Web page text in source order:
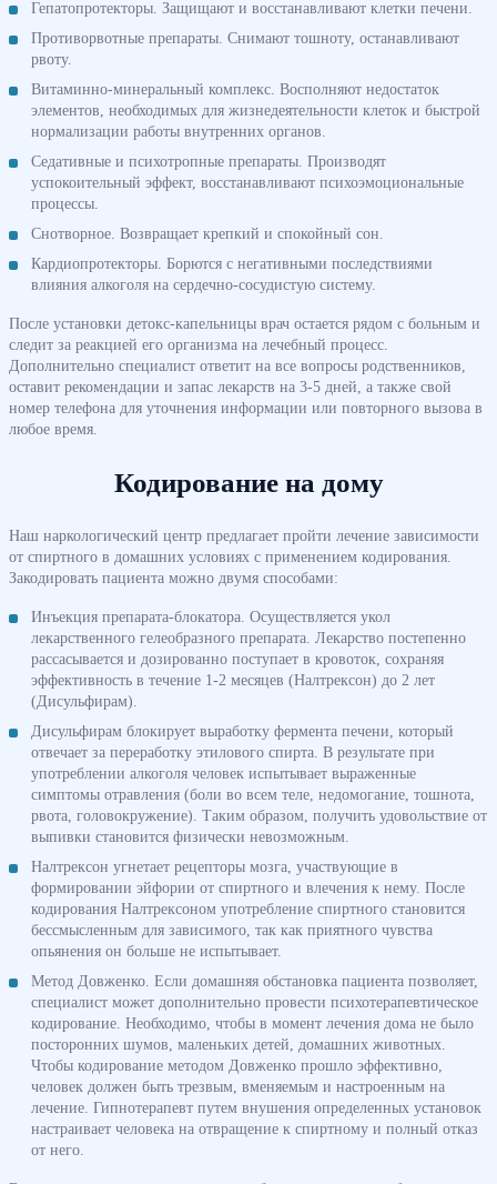
Гепатопротекторы. Защищают и восстанавливают клетки печени.
Противорвотные препараты. Снимают тошноту, останавливают
рвоту.
Витаминно-минеральный комплекс. Восполняют недостаток
элементов, необходимых для жизнедеятельности клеток и быстрой
нормализации работы внутренних органов.
Седативные и психотропные препараты. Производят
успокоительный эффект, восстанавливают психоэмоциональные
процессы.
Снотворное. Возвращает крепкий и спокойный сон.
Кардиопротекторы. Борются с негативными последствиями
влияния алкоголя на сердечно-сосудистую систему.
После установки детокс-капельницы врач остается рядом с больным и
следит за реакцией его организма на лечебный процесс.
Дополнительно специалист ответит на все вопросы родственников,
оставит рекомендации и запас лекарств на 3-5 дней, а также свой
номер телефона для уточнения информации или повторного вызова в
любое время.
Кодирование на дому
Наш наркологический центр предлагает пройти лечение зависимости
от спиртного в домашних условиях с применением кодирования.
Закодировать пациента можно двумя способами:
Инъекция препарата-блокатора. Осуществляется укол
лекарственного гелеобразного препарата. Лекарство постепенно
рассасывается и дозированно поступает в кровоток, сохраняя
эффективность в течение 1-2 месяцев (Налтрексон) до 2 лет
(Дисульфирам).
Дисульфирам блокирует выработку фермента печени, который
отвечает за переработку этилового спирта. В результате при
употреблении алкоголя человек испытывает выраженные
симптомы отравления (боли во всем теле, недомогание, тошнота,
рвота, головокружение). Таким образом, получить удовольствие от
выпивки становится физически невозможным.
Налтрексон угнетает рецепторы мозга, участвующие в
формировании эйфории от спиртного и влечения к нему. После
кодирования Налтрексоном употребление спиртного становится
бессмысленным для зависимого, так как приятного чувства
опьянения он больше не испытывает.
Метод Довженко. Если домашняя обстановка пациента позволяет,
специалист может дополнительно провести психотерапевтическое
кодирование. Необходимо, чтобы в момент лечения дома не было
посторонних шумов, маленьких детей, домашних животных.
Чтобы кодирование методом Довженко прошло эффективно,
человек должен быть трезвым, вменяемым и настроенным на
лечение. Гипнотерапевт путем внушения определенных установок
настраивает человека на отвращение к спиртному и полный отказ
от него.